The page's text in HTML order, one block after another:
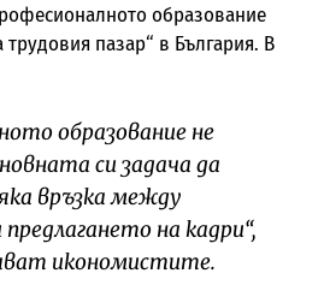
образование
пазар“ в България. В
образование не
си задача да
връзка между
на кадри“,
икономистите.